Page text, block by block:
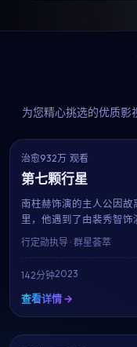
为您精心挑选的优质影
热播
治愈932万 观看
第七颗行星
南柱赫饰演的主人公因
里，他遇到了由裴秀智饰
应慢节奏的生活，每一帧
告诉我们：人生没有标准
行定勋执导 · 群星荟萃
142分钟2023
查看详情 →